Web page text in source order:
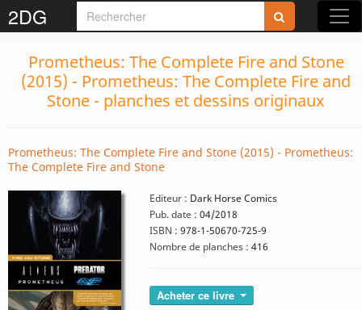
2DG
Prometheus: The Complete Fire and Stone
(2015) - Prometheus: The Complete Fire and
Stone - planches et dessins originaux
Prometheus: The Complete Fire and Stone (2015) - Prometheus:
The Complete Fire and Stone
Editeur : Dark Horse Comics
Pub. date : 04/2018
ISBN : 978-1-50670-725-9
Nombre de planches : 416
Acheter ce livre